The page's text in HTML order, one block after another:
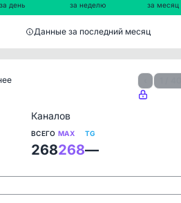
за день за неделю за месяц
Данные за последний месяц
Каналов
ВСЕГО
268
MAX
268
TG
—